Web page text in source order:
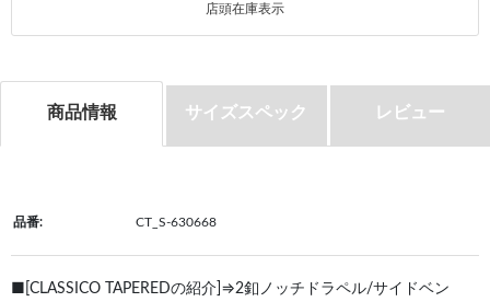
店頭在庫表示
商品情報 サイズスペック レビュー
品番: CT_S-630668
■[CLASSICO TAPEREDの紹介]⇒2釦ノッチドラペル/サイドベン